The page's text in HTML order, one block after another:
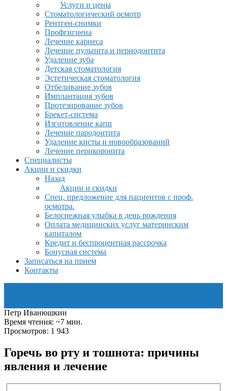
Услуги и цены
Стоматологический осмотр
Рентген-снимки
Профгигиена
Лечение кариеса
Лечение пульпита и периодонтита
Удаление зуба
Детская стоматология
Эстетическая стоматология
Отбеливание зубов
Имплантация зубов
Протезирование зубов
Брекет-система
Изготовление капп
Лечение пародонтита
Удаление кисты и новообразований
Лечение перикоронита
Специалисты
Акции и скидки
Назад
Акции и скидки
Спец. предложение для пациентов с проф.
осмотра.
Белоснежная улыбка в день рождения
Оплата медицинских услуг материнским
капиталом
Кредит и беспроцентная рассрочка
Бонусная система
Записаться на прием
Контакты
Петр Иванюшкин
Время чтения: ~7 мин.
Просмотров: 1 943
Горечь во рту и тошнота: причины
явления и лечение